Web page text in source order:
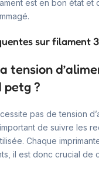
est en bon état et
sur filament
tension
?
pas de tension
de suivre les
Chaque
il est donc crucial de